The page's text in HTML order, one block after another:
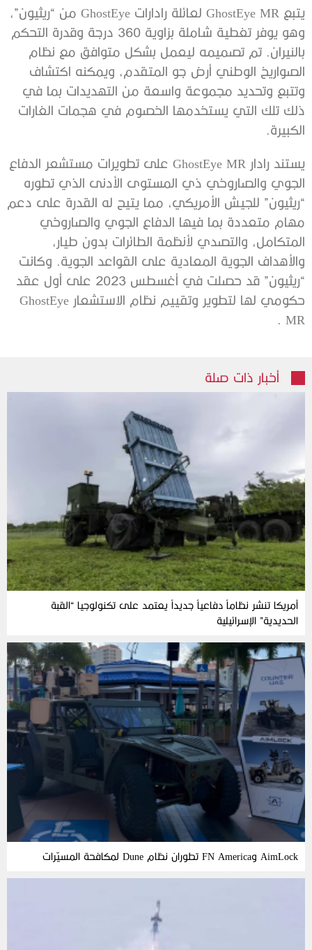
يتبع GhostEye MR لعائلة رادارات GhostEye من “ريثيون”،
وهو يوفر تغطية شاملة بزاوية 360 درجة وقدرة التحكم
بالنيران. تم تصميمه ليعمل بشكل متوافق مع نظام
الصواريخ الوطني أرض جو المتقدم، ويمكنه اكتشاف
وتتبع وتحديد مجموعة واسعة من التهديدات بما في
ذلك تلك التي يستخدمها الخصوم في هجمات الغارات
الكبيرة.
يستند رادار GhostEye MR على تطويرات مستشعر الدفاع
الجوي والصاروخي ذي المستوى الأدنى الذي تطوره
“ريثيون” للجيش الأمريكي، مما يتيح له القدرة على دعم
مهام متعددة بما فيها الدفاع الجوي والصاروخي
المتكامل، والتصدي لأنظمة الطائرات بدون طيار،
والأهداف الجوية المعادية على القواعد الجوية. وكانت
“ريثيون” قد حصلت في أغسطس 2023 على أول عقد
حكومي لها لتطوير وتقييم نظام الاستشعار GhostEye
MR .
أخبار ذات صلة
أمريكا تنشر نظاماً دفاعياً جديداً يعتمد على تكنولوجيا “القبة
الحديدية” الإسرائيلية
AimLock وFN America تطوران نظام Dune لمكافحة المسيّرات